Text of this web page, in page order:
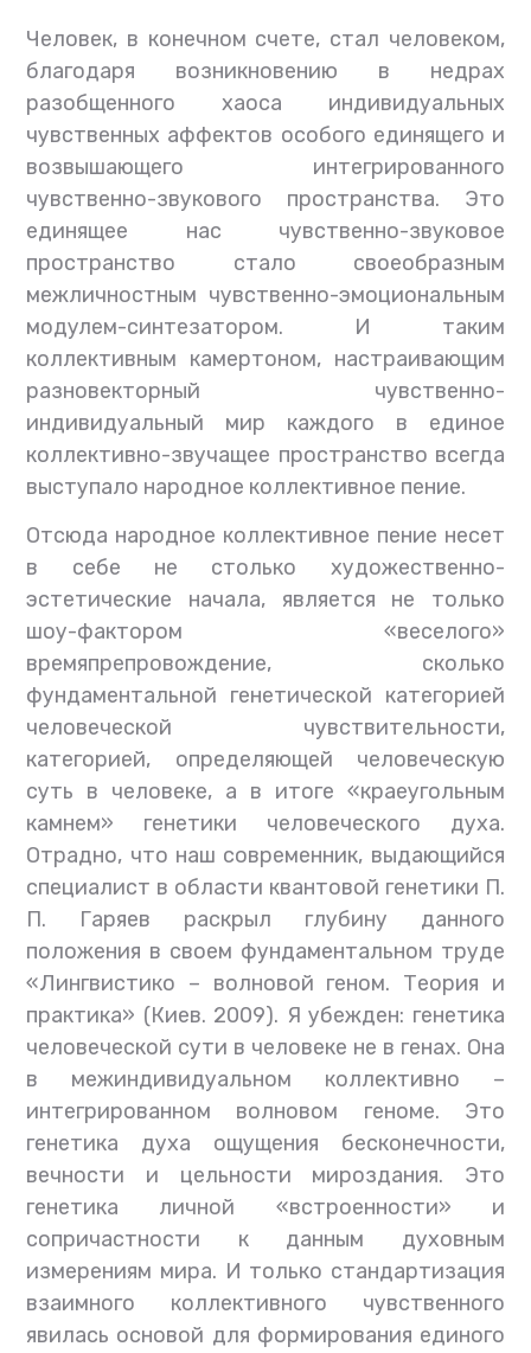
Человек, в конечном счете, стал человеком,
благодаря возникновению в недрах
разобщенного хаоса индивидуальных
чувственных аффектов особого единящего и
возвышающего интегрированного
чувственно-звукового пространства. Это
единящее нас чувственно-звуковое
пространство стало своеобразным
межличностным чувственно-эмоциональным
модулем-синтезатором. И таким
коллективным камертоном, настраивающим
разновекторный чувственно-
индивидуальный мир каждого в единое
коллективно-звучащее пространство всегда
выступало народное коллективное пение.
Отсюда народное коллективное пение несет
в себе не столько художественно-
эстетические начала, является не только
шоу-фактором «веселого»
времяпрепровождение, сколько
фундаментальной генетической категорией
человеческой чувствительности,
категорией, определяющей человеческую
суть в человеке, а в итоге «краеугольным
камнем» генетики человеческого духа.
Отрадно, что наш современник, выдающийся
специалист в области квантовой генетики П.
П. Гаряев раскрыл глубину данного
положения в своем фундаментальном труде
«Лингвистико – волновой геном. Теория и
практика» (Киев. 2009). Я убежден: генетика
человеческой сути в человеке не в генах. Она
в межиндивидуальном коллективно –
интегрированном волновом геноме. Это
генетика духа ощущения бесконечности,
вечности и цельности мироздания. Это
генетика личной «встроенности» и
сопричастности к данным духовным
измерениям мира. И только стандартизация
взаимного коллективного чувственного
явилась основой для формирования единого